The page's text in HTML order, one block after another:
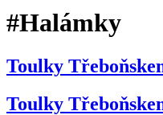
#Halámky
Toulky
Toulky